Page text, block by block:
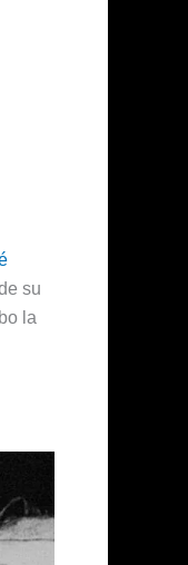
su
la